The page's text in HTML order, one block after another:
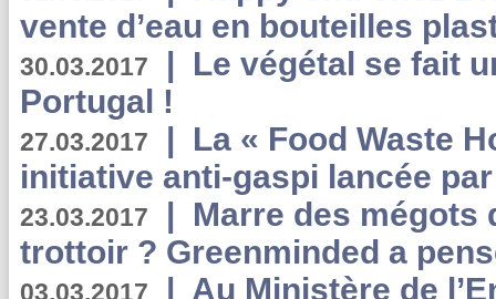
vente d’eau en bouteilles
30.03.2017 | Le végétal se fait
Portugal !
27.03.2017 | La « Food Waste
initiative anti-gaspi lancée
23.03.2017 | Marre des mégots
trottoir ? Greenminded a
03.03.2017 | Au Ministère de